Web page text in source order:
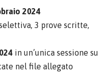
2024
3 prove scritte,
in un’unica sessione su
nel file allegato